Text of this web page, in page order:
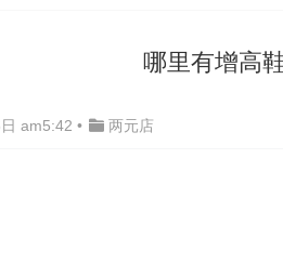
哪里有增高
am5:42 • 两元店